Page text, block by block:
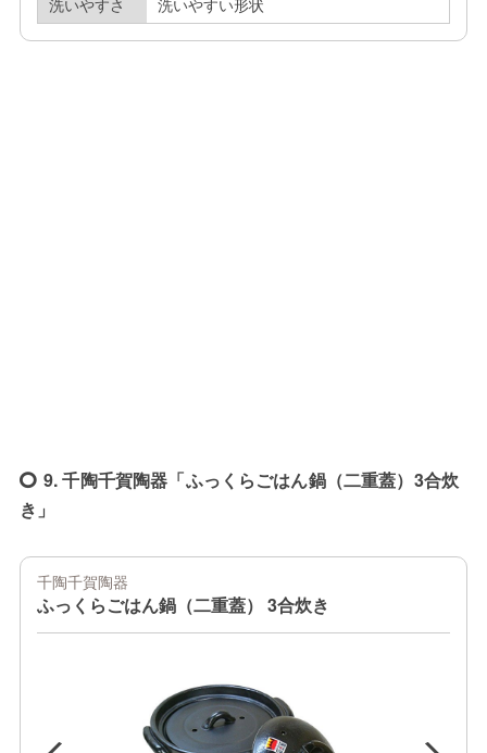
洗いやすさ
洗いやすい形状
9. 千陶千賀陶器「ふっくらごはん鍋（二重蓋）3合炊
き」
千陶千賀陶器
ふっくらごはん鍋（二重蓋） 3合炊き